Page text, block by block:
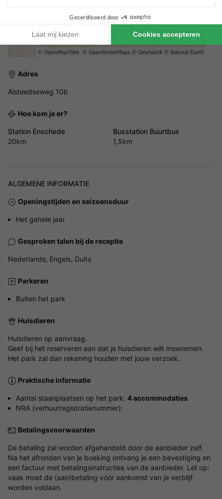
Adres
Alsteedseweg 10b
Hoe kom je er?
Station Enschede
20km
Busstation Buurtbus
1,5km
ALGEMENE INFORMATIE
Openingstijden en seizoensduur
Het gehele jaar
Gesproken talen bij de receptie
Nederlands, Engels, Duits
Parkeren
Buiten het park
Huisdieren
Huisdieren op aanvraag.
Geef bij het reserveren aan dat je huisdieren wilt meenemen.
Het park zal dan rekening houden met jouw verzoek.
Praktische informatie
Aantal staanplaatsen op het park: 4 accommodaties
NRA (verhuurregistratienummer):
Betalingsvoorwaarden
De betaling zal worden afgehandeld door de aanbieder zelf.
Na het afronden van je boeking ontvang je een bevestiging en
een factuur met betalingsinstructies van de aanbieder. Let op:
vaak moet de (aan)betaling vóór aankomst van je verblijf
worden voldaan.